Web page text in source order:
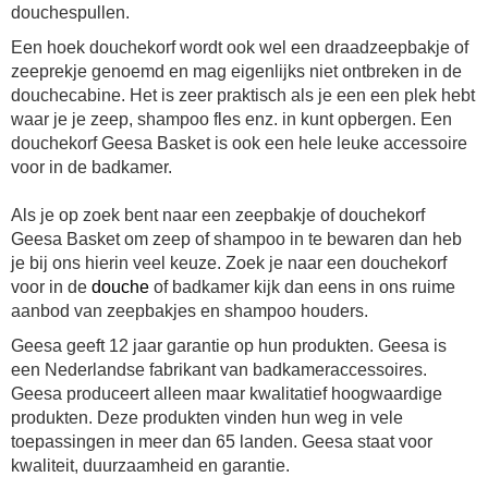
douchespullen.
Een hoek douchekorf wordt ook wel een draadzeepbakje of
zeeprekje genoemd en mag eigenlijks niet ontbreken in de
douchecabine. Het is zeer praktisch als je een een plek hebt
waar je je zeep, shampoo fles enz. in kunt opbergen. Een
douchekorf Geesa Basketis ook een hele leuke accessoire
voor in de badkamer.
Als je op zoek bent naar een zeepbakje ofdouchekorf
Geesa Basketom zeep of shampoo in te bewaren dan heb
je bij ons hierin veel keuze. Zoek je naar een douchekorf
voor in de douche of badkamer kijk dan eens in ons ruime
aanbod van zeepbakjes en shampoo houders.
Geesa geeft 12 jaar garantie op hun produkten. Geesa is
een Nederlandse fabrikant van badkameraccessoires.
Geesa produceert alleen maar kwalitatief hoogwaardige
produkten. Deze produkten vinden hun weg in vele
toepassingen in meer dan 65 landen. Geesa staat voor
kwaliteit, duurzaamheid en garantie.